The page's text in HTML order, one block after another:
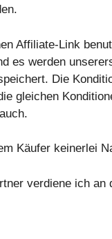
Affiliate-Link
es werden
Die
gleichen
Käufer keinerlei
verdiene ich an